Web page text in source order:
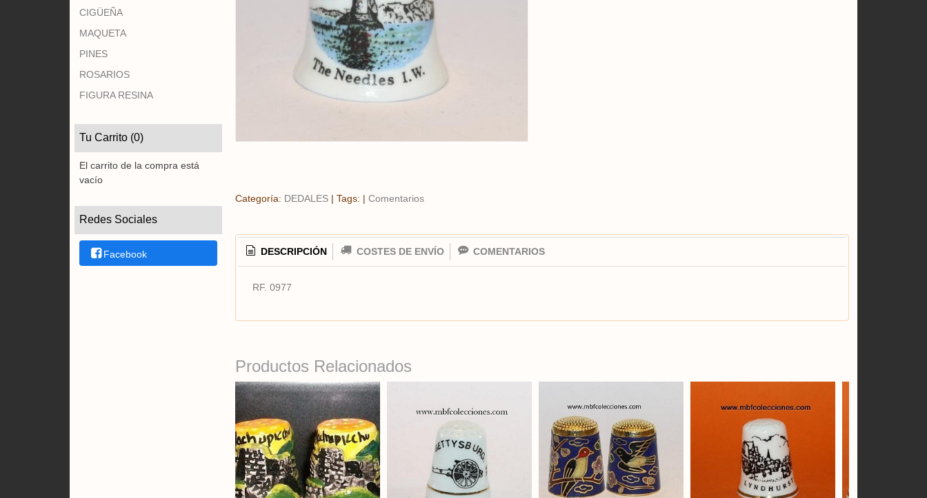
CIGÜEÑA
MAQUETA
PINES
ROSARIOS
FIGURA RESINA
Tu Carrito (0)
El carrito de la compra está
vacío
Redes Sociales
Facebook
Categoría: DEDALES| Tags: | Comentarios
DESCRIPCIÓN COSTES DE ENVÍO COMENTARIOS
RF. 0977
Productos Relacionados